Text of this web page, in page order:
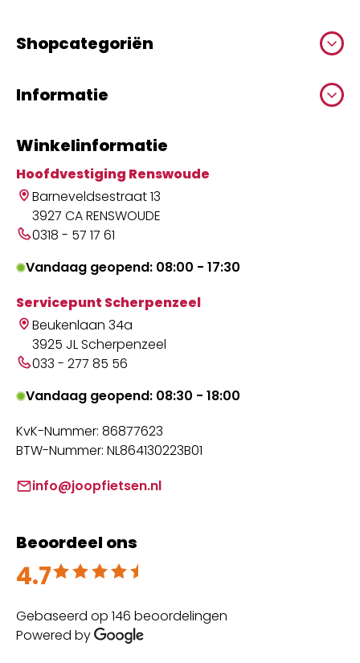
Shopcategoriën
Informatie
Winkelinformatie
Hoofdvestiging Renswoude
Barneveldsestraat 13
3927 CA RENSWOUDE
0318 - 57 17 61
Vandaag geopend: 08:00 - 17:30
Servicepunt Scherpenzeel
Beukenlaan 34a
3925 JL Scherpenzeel
033 - 277 85 56
Vandaag geopend: 08:30 - 18:00
KvK-Nummer: 86877623
BTW-Nummer: NL864130223B01
info@joopfietsen.nl
Beoordeel ons
4.7
Beoordeeld met 4.7 uit 5
Gebaseerd op 146 beoordelingen
Powered by